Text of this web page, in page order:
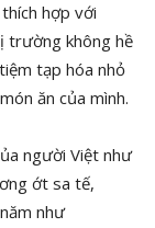
hợp với
trường không hề
tạp hóa nhỏ
ăn của mình.
người Việt như
ớt sa tế,
như